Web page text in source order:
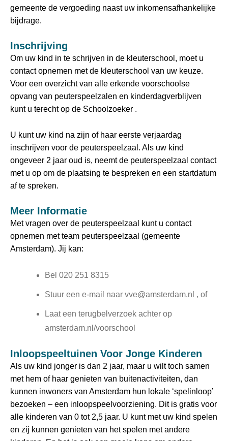
gemeente de vergoeding naast uw inkomensafhankelijke
bijdrage.
Inschrijving
Om uw kind in te schrijven in de kleuterschool, moet u
contact opnemen met de kleuterschool van uw keuze.
Voor een overzicht van alle erkende voorschoolse
opvang van peuterspeelzalen en kinderdagverblijven
kunt u terecht op de Schoolzoeker .
U kunt uw kind na zijn of haar eerste verjaardag
inschrijven voor de peuterspeelzaal. Als uw kind
ongeveer 2 jaar oud is, neemt de peuterspeelzaal contact
met u op om de plaatsing te bespreken en een startdatum
af te spreken.
Meer Informatie
Met vragen over de peuterspeelzaal kunt u contact
opnemen met team peuterspeelzaal (gemeente
Amsterdam). Jij kan:
Bel 020 251 8315
Stuur een e-mail naar vve@amsterdam.nl , of
Laat een terugbelverzoek achter op
amsterdam.nl/voorschool
Inloopspeeltuinen Voor Jonge Kinderen
Als uw kind jonger is dan 2 jaar, maar u wilt toch samen
met hem of haar genieten van buitenactiviteiten, dan
kunnen inwoners van Amsterdam hun lokale ‘spelinloop’
bezoeken – een inloopspeelvoorziening. Dit is gratis voor
alle kinderen van 0 tot 2,5 jaar. U kunt met uw kind spelen
en zij kunnen genieten van het spelen met andere